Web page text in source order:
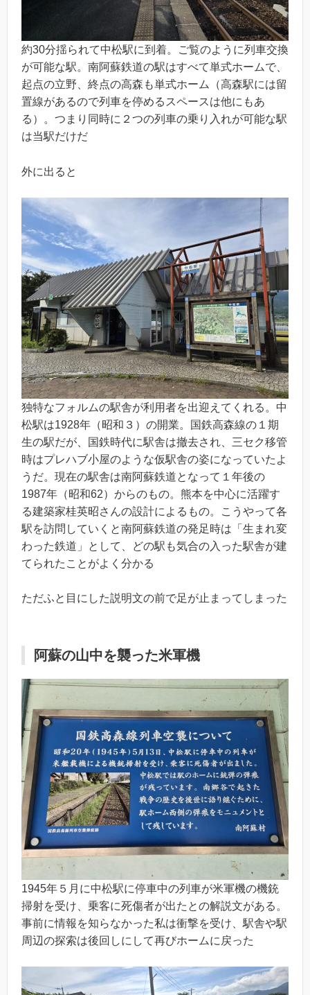
約30分揺られて中松駅に到着。ご覧のように列車交換
が可能な駅。南阿蘇鉄道の駅はすべて単式ホームで、
起点の立野、終点の高森も単式ホーム（高森駅には留
置線があるので列車を停めるスペースは他にもあ
る）。つまり同時に２つの列車の乗り入れが可能な駅
は当駅だけだ
外に出ると
独特なフォルムの駅舎が利用者を出迎えてくれる。中
松駅は1928年（昭和３）の開業。国鉄高森線の１期
生の駅だが、国鉄時代に駅舎は撤去され、三セク移管
時はプレハブ小屋のような仮駅舎の姿になっていたよ
うだ。現在の駅舎は南阿蘇鉄道となって１年後の
1987年（昭和62）からのもの。熊本を中心に活躍す
る建築家桂英昭さんの設計によるもの。こうやって各
駅を訪問していくと南阿蘇鉄道の発足時は「生まれ変
わった鉄道」として、どの駅も気合の入った駅舎が建
てられたことがよく分かる
ただふと目にした説明文の前で足が止まってしまった
阿蘇の山中を襲った米軍機
1945年５月に中松駅に停車中の列車が米軍機の機銃
掃射を受け、乗客に死傷者が出たとの解説文がある。
事前に情報を知らなかった私は衝撃を受け、駅舎や駅
周辺の探索は後回しにして再びホームに戻った